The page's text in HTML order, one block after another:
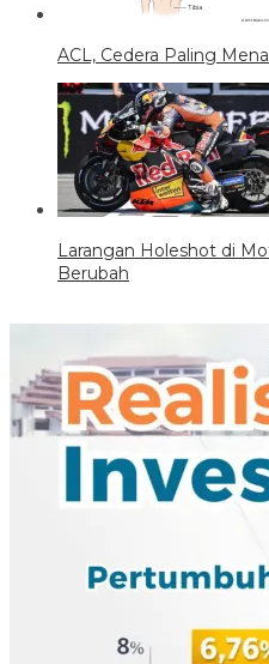
ACL, Cedera Paling
Larangan Holeshot di
Berubah